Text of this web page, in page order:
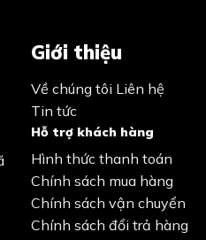
Giới thiệu
Về chúng tôi Liên hệ
Tin tức
Hỗ trợ khách hàng
Hình thức thanh toán
Chính sách mua hàng
Chính sách vận chuyển
Chính sách đổi trả hàng